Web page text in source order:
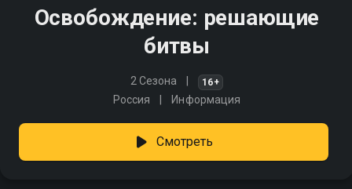
Освобождение: решающие
битвы
2 Сезона 16+
Россия Информация
Смотреть